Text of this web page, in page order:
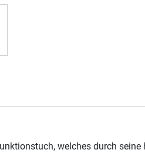
welches durch